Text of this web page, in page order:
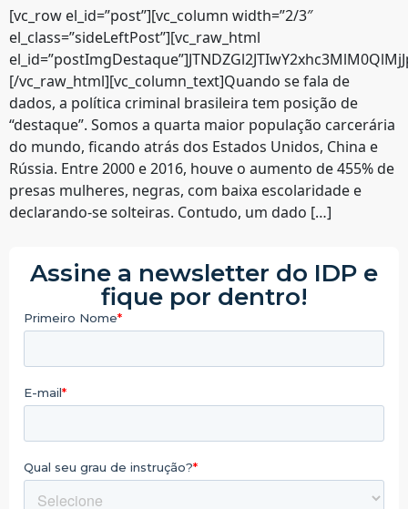
[vc_row el_id=”post”][vc_column width=”2/3″
el_class=”sideLeftPost”][vc_raw_html
[/vc_raw_html][vc_column_text]Quando se fala de
dados, a política criminal brasileira tem posição de
“destaque”. Somos a quarta maior população carcerária
do mundo, ficando atrás dos Estados Unidos, China e
Rússia. Entre 2000 e 2016, houve o aumento de 455% de
presas mulheres, negras, com baixa escolaridade e
declarando-se solteiras. Contudo, um dado […]
Assine a newsletter do IDP e
fique por dentro!